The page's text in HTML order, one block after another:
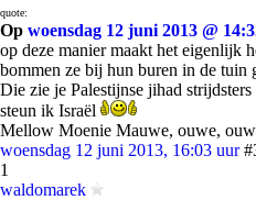
quote:
Op woensdag 12 juni 2013 @
op deze manier maakt het eigenlijk
bommen ze bij hun buren in de tuin
Die zie je Palestijnse jihad
steun ik Israël
Mellow Moenie Mauwe, ouwe,
woensdag 12 juni 2013, 16:03 uur
1
waldomarek